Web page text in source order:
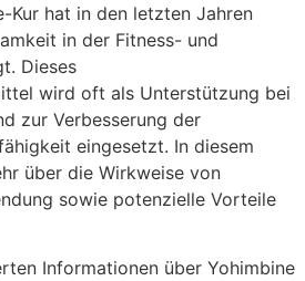
Kur hat in den letzten Jahren
in der Fitness- und
Dieses
wird oft als Unterstützung bei
zur Verbesserung der
eingesetzt. In diesem
über die Wirkweise von
sowie potenzielle Vorteile
Informationen über Yohimbine